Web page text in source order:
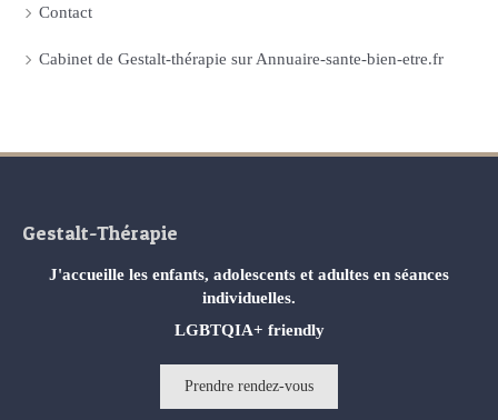
Contact
Cabinet de Gestalt-thérapie sur Annuaire-sante-bien-etre.fr
Gestalt-Thérapie
J'accueille les enfants, adolescents et adultes en séances
individuelles.
LGBTQIA+ friendly
Prendre rendez-vous